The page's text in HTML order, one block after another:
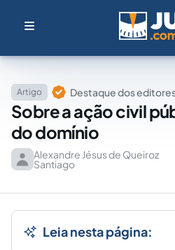
Artigo Destaque dos
Sobre a ação civil
do domínio
Alexandre Jésus de Queiroz
Santiago
Leia nesta página: